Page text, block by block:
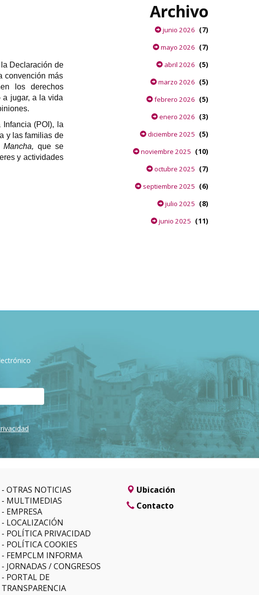
Declaración de
convención más
los derechos
jugar, a la vida
(POI), la
y las familias de
que se
y actividades
Archivo
junio 2026 (7)
mayo 2026 (7)
abril 2026 (5)
marzo 2026 (5)
febrero 2026 (5)
enero 2026 (3)
diciembre 2025 (5)
noviembre 2025 (10)
octubre 2025 (7)
septiembre 2025 (6)
julio 2025 (8)
junio 2025 (11)
OTRAS NOTICIAS
MULTIMEDIAS
EMPRESA
LOCALIZACIÓN
POLÍTICA PRIVACIDAD
POLÍTICA COOKIES
FEMPCLM INFORMA
JORNADAS / CONGRESOS
PORTAL DE
TRANSPARENCIA
Ubicación
Contacto